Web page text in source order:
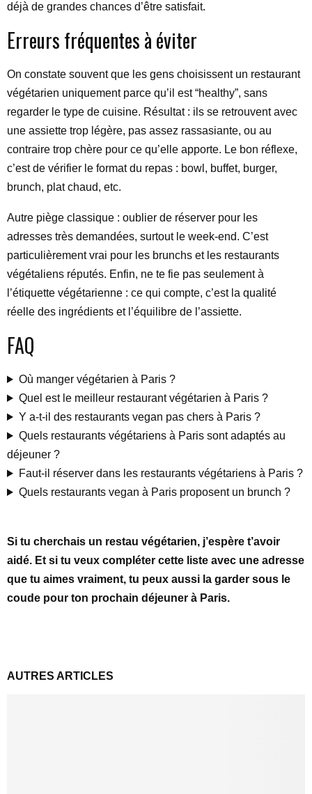
déjà de grandes chances d’être satisfait.
Erreurs fréquentes à éviter
On constate souvent que les gens choisissent un restaurant
végétarien uniquement parce qu’il est “healthy”, sans
regarder le type de cuisine. Résultat : ils se retrouvent avec
une assiette trop légère, pas assez rassasiante, ou au
contraire trop chère pour ce qu’elle apporte. Le bon réflexe,
c’est de vérifier le format du repas : bowl, buffet, burger,
brunch, plat chaud, etc.
Autre piège classique : oublier de réserver pour les
adresses très demandées, surtout le week-end. C’est
particulièrement vrai pour les brunchs et les restaurants
végétaliens réputés. Enfin, ne te fie pas seulement à
l’étiquette végétarienne : ce qui compte, c’est la qualité
réelle des ingrédients et l’équilibre de l’assiette.
FAQ
Où manger végétarien à Paris ?
Quel est le meilleur restaurant végétarien à Paris ?
Y a-t-il des restaurants vegan pas chers à Paris ?
Quels restaurants végétariens à Paris sont adaptés au
déjeuner ?
Faut-il réserver dans les restaurants végétariens à Paris ?
Quels restaurants vegan à Paris proposent un brunch ?
Si tu cherchais un restau végétarien, j’espère t’avoir
aidé. Et si tu veux compléter cette liste avec une adresse
que tu aimes vraiment, tu peux aussi la garder sous le
coude pour ton prochain déjeuner à Paris.
AUTRES ARTICLES